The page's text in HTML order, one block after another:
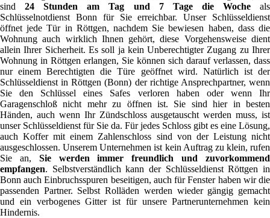
sind24 Stunden am Tag und 7 Tage die Wocheals
Schlüsselnotdienst Bonn für Sie erreichbar. Unser Schlüsseldienst
öffnet jede Tür in Röttgen, nachdem Sie bewiesen haben, dass die
Wohnung auch wirklich Ihnen gehört, diese Vorgehensweise dient
allein Ihrer Sicherheit. Es soll ja kein Unberechtigter Zugang zu Ihrer
Wohnung in Röttgen erlangen, Sie können sich darauf verlassen, dass
nur einem Berechtigten die Türe geöffnet wird. Natürlich ist der
Schlüsseldienst in Röttgen (Bonn) der richtige Ansprechpartner, wenn
Sie den Schlüssel eines Safes verloren haben oder wenn Ihr
Garagenschloß nicht mehr zu öffnen ist. Sie sind hier in besten
Händen, auch wenn Ihr Zündschloss ausgetauscht werden muss, ist
unser Schlüsseldienst für Sie da. Für jedes Schloss gibt es eine Lösung,
auch Koffer mit einem Zahlenschloss sind von der Leistung nicht
ausgeschlossen. Unserem Unternehmen ist kein Auftrag zu klein, rufen
Sie an, Sie werden immer freundlich und zuvorkommend
empfangen. Selbstverständlich kann der Schlüsseldienst Röttgen in
Bonn auch Einbruchsspuren beseitigen, auch für Fenster haben wir die
passenden Partner. Selbst Rolläden werden wieder gängig gemacht
und ein verbogenes Gitter ist für unsere Partnerunternehmen kein
Hindernis.